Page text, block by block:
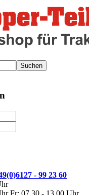
Suchen
- 99 23 60
Fr: 07.30 - 13.00 Uhr